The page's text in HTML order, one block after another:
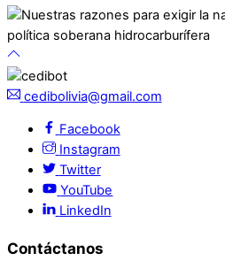
cedibolivia@gmail.com
Facebook
Instagram
Twitter
YouTube
LinkedIn
Contáctanos